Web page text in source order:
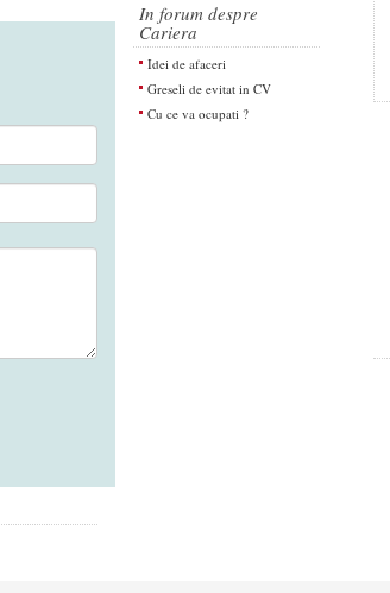
In forum despre
Cariera
Idei de afaceri
Greseli de evitat in CV
Cu ce va ocupati ?